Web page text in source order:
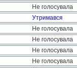
Не голосувала
Утримався
Не голосувала
Не голосувала
Не голосувала
Не голосувала